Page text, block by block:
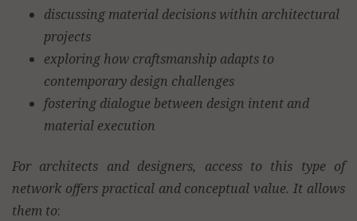
discussing material decisions within architectural
projects
exploring how craftsmanship adapts to
contemporary design challenges
fostering dialogue between design intent and
material execution
For architects and designers, access to this type of
network offers practical and conceptual value. It allows
them to: